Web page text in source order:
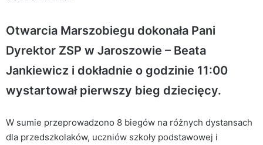
Otwarcia Marszobiegu dokonała Pani
Dyrektor ZSP w Jaroszowie – Beata
Jankiewicz i dokładnie o godzinie 11:00
wystartował pierwszy bieg dziecięcy.
W sumie przeprowadzono 8 biegów na różnych dystansach
dla przedszkolaków, uczniów szkoły podstawowej i